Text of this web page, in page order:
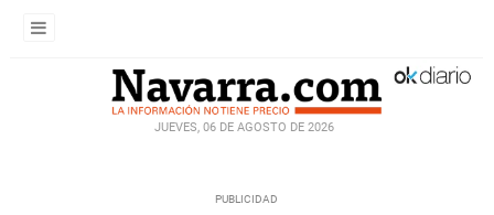
JUEVES, 06 DE AGOSTO DE 2026